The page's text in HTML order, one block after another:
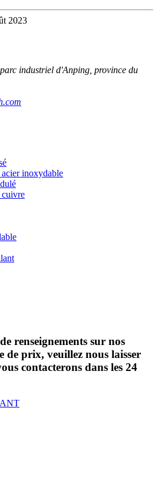
2023
industriel d'Anping, province du
inoxydable
cuivre
renseignements sur nos
de prix, veuillez nous laisser
contacterons dans les 24